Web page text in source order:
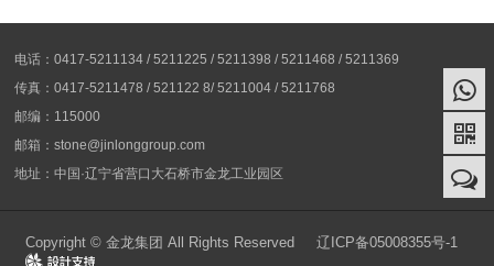
电话：0417-5211134 / 5211225 / 5211398 / 5211468 / 5211369
传真：0417-5211478 / 521122 8/ 5211004 / 5211768
邮编：115000
邮箱：stone@jinlonggroup.com
地址：中国·辽宁省营口大石桥市金龙工业园区
Copyright © 金龙集团 All Rights Reserved
辽ICP备05008355号-1
Design